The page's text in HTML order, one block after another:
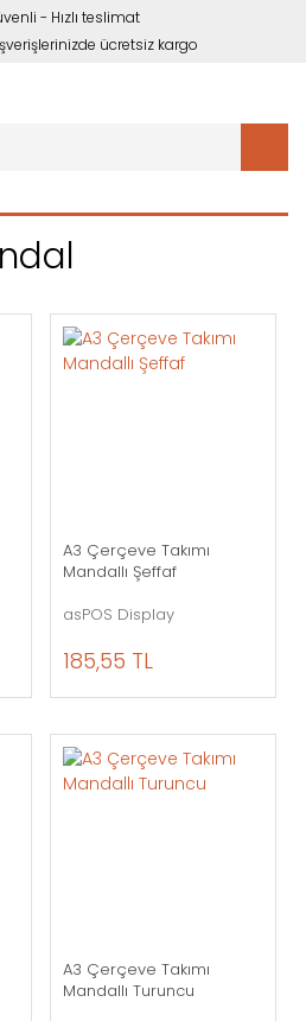
- Hızlı teslimat
ücretsiz kargo
A3 Çerçeve Takımı
Mandallı Şeffaf
asPOS Display
185,55 TL
A3 Çerçeve Takımı
Mandallı Turuncu